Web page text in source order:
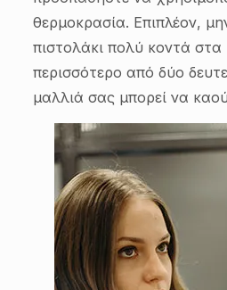
θερμοκρασία. Επιπλέον,
πιστολάκι πολύ κοντά στα
περισσότερο από δύο
μαλλιά σας μπορεί να